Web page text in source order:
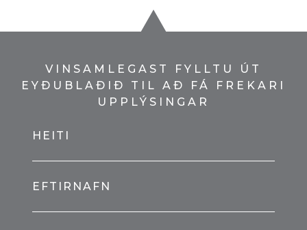
VINSAMLEGAST FYLLTU ÚT
EYÐUBLAÐIÐ TIL AÐ FÁ FREKARI
UPPLÝSINGAR
HEITI
EFTIRNAFN